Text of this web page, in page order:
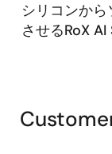
シリコンか
させるRoX